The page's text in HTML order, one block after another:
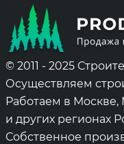
© 2011 - 2025
Осуществляем
Работаем в Москве,
и других регионах
Собственное